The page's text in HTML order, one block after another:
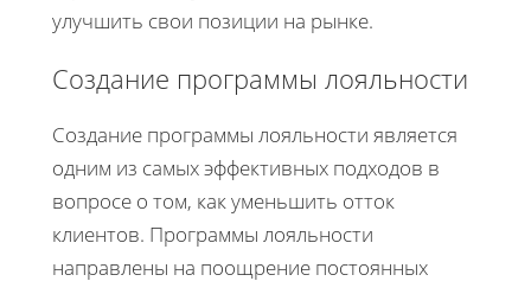
улучшить свои позиции на рынке.
Создание программы лояльности
Создание программы лояльности является
одним из самых эффективных подходов в
вопросе о том, как уменьшить отток
клиентов. Программы лояльности
направлены на поощрение постоянных